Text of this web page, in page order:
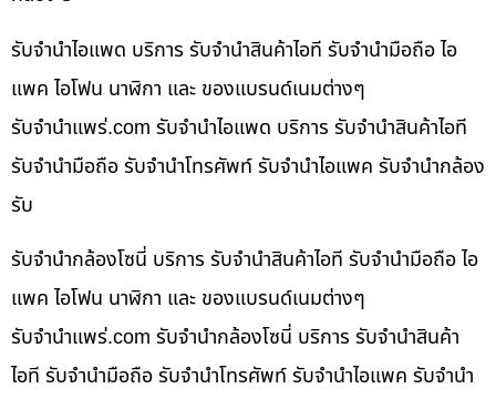
รับจำนำไอแพด บริการ รับจำนำสินค้าไอที รับจำนำมือถือ ไอ
แพค ไอโฟน นาฬิกา และ ของแบรนด์เนมต่างๆ
รับจํานําแพร่.com รับจำนำไอแพด บริการ รับจำนำสินค้าไอที
รับจำนำมือถือ รับจำนำโทรศัพท์ รับจำนำไอแพค รับจำนำกล้อง
รับ
รับจำนำกล้องโซนี่ บริการ รับจำนำสินค้าไอที รับจำนำมือถือ ไอ
แพค ไอโฟน นาฬิกา และ ของแบรนด์เนมต่างๆ
รับจํานําแพร่.com รับจำนำกล้องโซนี่ บริการ รับจำนำสินค้า
ไอที รับจำนำมือถือ รับจำนำโทรศัพท์ รับจำนำไอแพค รับจำนำ